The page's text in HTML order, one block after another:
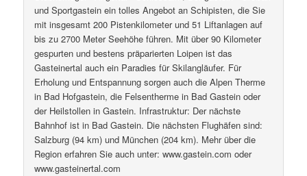
und Sportgastein ein tolles Angebot an Schipisten, die Sie
mit insgesamt 200 Pistenkilometer und 51 Liftanlagen auf
bis zu 2700 Meter Seehöhe führen. Mit über 90 Kilometer
gespurten und bestens präparierten Loipen ist das
Gasteinertal auch ein Paradies für Skilangläufer. Für
Erholung und Entspannung sorgen auch die Alpen Therme
in Bad Hofgastein, die Felsentherme in Bad Gastein oder
der Heilstollen in Gastein. Infrastruktur: Der nächste
Bahnhof ist in Bad Gastein. Die nächsten Flughäfen sind:
Salzburg (94 km) und München (204 km). Mehr über die
Region erfahren Sie auch unter: www.gastein.com oder
www.gasteinertal.com